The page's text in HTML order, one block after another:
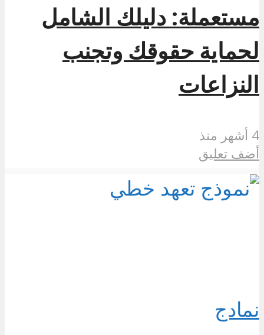
مستعملة: دليلك الشامل
لحماية حقوقك وتجنب
النزاعات
4 أشهر منذ
أضف تعليق
نمادج